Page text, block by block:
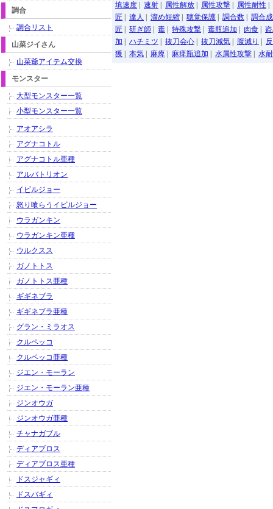
填速度
速射 属性解放 属性攻撃 属性耐性
匠
達人 溜め短縮 聴覚保護 調合数
調合
匠
研ぎ師 毒 特殊攻撃 毒瓶追加 肉食
加
ハチミツ 抜刀会心 抜刀減気 腹減り
獲
本気 麻痺 麻痺瓶追加 水属性攻撃 水
調合
調合リスト
山菜ジイさん
山菜爺アイテム交換
モンスター
大型モンスター一覧
小型モンスター一覧
アオアシラ
アグナコトル
アグナコトル亜種
アルバトリオン
イビルジョー
怒り喰らうイビルジョー
ウラガンキン
ウラガンキン亜種
ウルクスス
ガノトトス
ガノトトス亜種
ギギネブラ
ギギネブラ亜種
グラン・ミラオス
クルペッコ
クルペッコ亜種
ジエン・モーラン
ジエン・モーラン亜種
ジンオウガ
ジンオウガ亜種
チャナガブル
ディアブロス
ディアブロス亜種
ドスジャギィ
ドスバギィ